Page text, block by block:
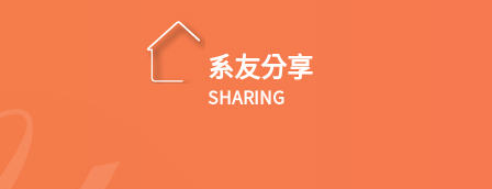
系友分享
SHARING